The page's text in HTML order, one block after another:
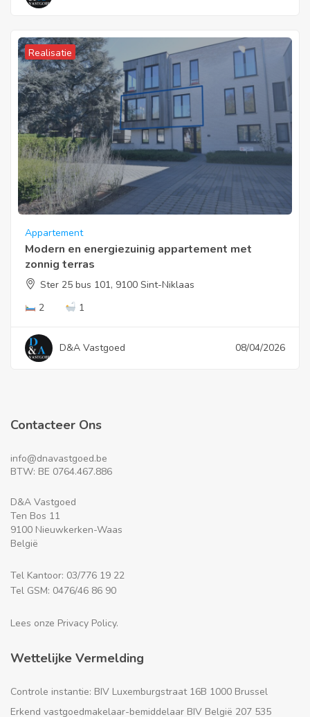
Realisatie
Appartement
Modern en energiezuinig appartement met
zonnig terras
Ster 25 bus 101, 9100 Sint-Niklaas
2
1
D&A Vastgoed 08/04/2026
Contacteer Ons
info@dnavastgoed.be
BTW: BE 0764.467.886
D&A Vastgoed
Ten Bos 11
9100 Nieuwkerken-Waas
België
Tel Kantoor: 03/776 19 22
Tel GSM: 0476/46 86 90
Lees onze Privacy Policy.
Wettelijke Vermelding
Controle instantie: BIV Luxemburgstraat 16B 1000 Brussel
Erkend vastgoedmakelaar-bemiddelaar BIV België 207 535